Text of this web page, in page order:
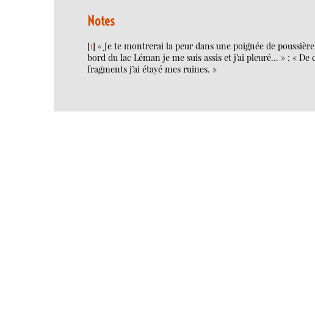
Notes
[1]« Je te montrerai la peur dans une poignée de
bord du lac Léman je me suis assis et j’ai pleuré... » ; « De
fragments j’ai étayé mes ruines. »